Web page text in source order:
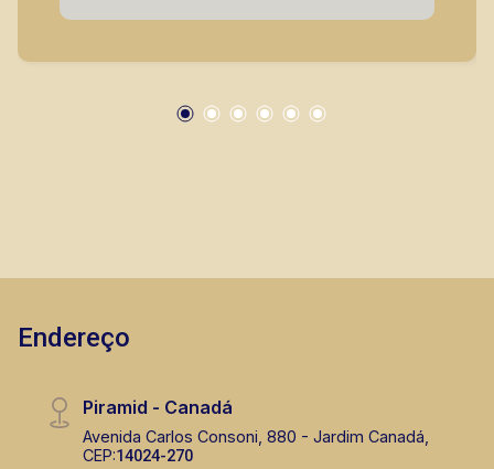
Murilo Bazilio
(16) 98119-7226
Lucelia Mariotti
comerciais, casas e apartamentos próximos a
comerciais localizados na Zona Sul.
Endereço
Piramid - Canadá
Avenida Carlos Consoni, 880 - Jardim Canadá,
CEP:14024-270